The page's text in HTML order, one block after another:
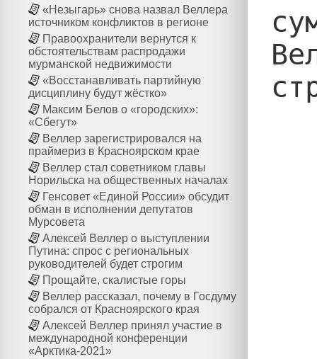
«Незыгарь» снова назвал Веллера
источником конфликтов в регионе
Правоохранители вернутся к
обстоятельствам распродажи
мурманской недвижимости
«Восстанавливать партийную
дисциплину будут жёстко»
Максим Белов о «городских»:
«Сбегут»
Веллер зарегистрировался на
праймериз в Красноярском крае
Веллер стал советником главы
Норильска на общественных началах
Генсовет «Единой России» обсудит
обман в исполнении депутатов
Мурсовета
Алексей Веллер о выступлении
Путина: спрос с региональных
руководителей будет строгим
Прощайте, скалистые горы
Веллер рассказал, почему в Госдуму
собрался от Красноярского края
Алексей Веллер принял участие в
международной конференции
«Арктика-2021»